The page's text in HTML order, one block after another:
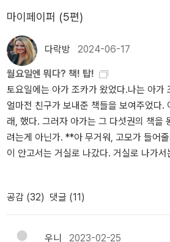
표를 붙이고 오만한 ‘백인놈들’이라 불렀
는 리버럴이 설교적이며 자신들이 ‘깨어 있
타일의 정체성 정치가 좌파를 망가뜨렸다고
미니즘적이고 백인민족주의적인 온라인
chan) 이용자들을 온라인 우익 정체성 정
이글은 이들의 거울상으로 극단의 정치적
의 다양성 인정에 몰두하는 소셜미디어
자들을 배치한다. 젊은 세대로부터 출현한
대표하는 게 포챈이라면, 온라인 좌익의
텀블러를 보는 것이다. 이에 따라 저자는 한
에서의 하위문화적 행위와 이들이 표출한
성”을 기록한다. 마르크스주의 사회비평가
에서 탈출하기〉라는 글을 통해 온라인 좌
때 나타난 공격성과 같이, 정체성의 인정과
년간 이들의 대두는 극우 포퓰리즘과 다름
치'를 확대하여 도널드 트럼프를 주류 정
(?)을 쌓았습니다. 네이글의 이 책은 온라
이라면 결코 관심을 두지 말아야할 인종차
이슬람 혐오을 포함한 이민자 배척, 여성 혐
내세우면서 어떻게 온라인에서 음지가 아
었는지 비판적으로 분석하고 이를 독자들
로 출판되었습니다. 따라서, 이 책은 원제, 'Kill All Nomies'로 지난 2
017년 출간되었고, 국내에는 2022년 2월
번역된 책 제목과 관련해, 다소 정리가 필
는 일반적인 nomie 를 가리키는데요.
전반을 향유하는 사람을 뜻합니다. 여기에
컫는 말입니다. 그런데 이 인싸를 죽이자
마이페이퍼 (5편)
다락방 2024-06-17
월요일엔 뭐다? 책! 탑!
토요일에는 아가 조카가 왔었다.나는 아가
얼마전 친구가 보내준 책들을 보여주었다.
래, 했다. 그러자 아가는 그 다섯권의 책을
려는게 아닌가. **아 무거워, 고모가 들어
이 안고서는 거실로 나갔다. 거실로 나가
여워. 아가조카는 책을 깔아두면서 수박
다. 수박수영장이네, 해서 응 아가 집에도
운 걸로 다시 나왔어 했더니, 아가 조카가 '
라..아가 조카랑 제일 먼저 [원숭이는 원숭
공감 (32) 댓글 (11)
우니 2023-02-25